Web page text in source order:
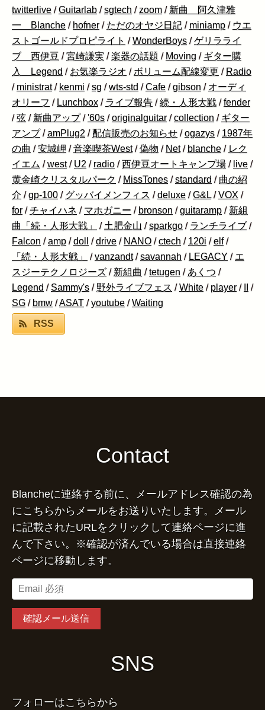
twitterlive /Guitarlab /sgtech /zoom / 新曲 阿久津雅
一 Blanche / hofner / ただのオヤジ日記 / miniamp / ウエ
ストゴールドプロピライト /WonderBoys /ゲリラライ
ブ 西伊豆 /宮崎謙実 /楽器の話題 / Moving / ギター購
入 Legend / お気楽ラジオ / ボリューム配線変更 / Radio
/ ministrat / kenmi /sg /wts-std /Cafe /gibson / オーディ
オリーフ / Lunchbox / ライブ報告 /続・人形大戦 /fender
/弦 / 新曲アップ /'60s /originalguitar /collection / ギター
アンプ /amPlug2 /配信販売のお知らせ /ogazys / 1987年
の曲 /安城岬 /音楽喫茶West /偽物 / Net / blanche / レク
イエム /west / U2 / radio /西伊豆オートキャンプ場 / live /
黄金崎クリスタルパーク / MissTones /standard / 曲の紹
介 /gp-100 / グッバイメンフィス /deluxe /G&L /VOX /
for /チャイハネ / マホガニー / bronson /guitaramp / 新組
曲「続・人形大戦」
/ 土肥金山 /sparkgo / ランチライブ /
Falcon /amp /doll /drive / NANO /ctech / 120i /elf /
「続・人形大戦」
/vanzandt /savannah / LEGACY / エ
スジーテクノロジーズ / 新組曲 /tetugen / あくつ /
Legend /Sammy's / 野外ライブフェス /White / player /
/
SG / bmw /ASAT /youtube /Waiting
RSS
Contact
Blancheに連絡する前に、メールアドレス確認の為
にこちらからメールをお送りいたします。メール
に記載されたURLをクリックして連絡ページに進
んで下さい。※確認が済んでいる場合は直接連絡
ページに移動します。
SNS
フォローはこちらから